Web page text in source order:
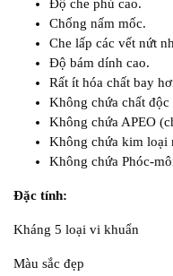
Độ che phủ cao.
Chống nấm mốc.
Che lấp các vết nứt
Độ bám dính cao.
Rất ít hóa chất bay
Không chứa chất độc
Không chứa APEO
Không chứa kim loại
Không chứa Phóc-
Đặc tính:
Kháng 5 loại vi khuẩn
Màu sắc đẹp